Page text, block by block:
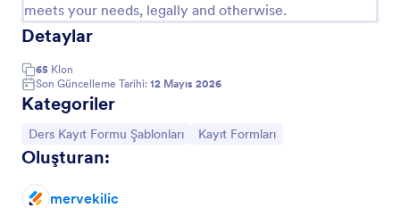
meets your needs, legally and otherwise.
Detaylar
65 Klon
Son Güncelleme Tarihi: 12 Mayıs 2026
Kategoriler
Kategoriye git:
Ders Kayıt Formu Şablonları Kategoriye git:
Kayıt Formları
Oluşturan:
mervekilic
Üniversite Kayıt Formu
Öğrencilerin kişisel bilgilerini, iletişim bilgilerini ve
özgeçmiş detaylarını vererek kolayca üniversite
başvurusu yapabilecekleri örnek bir kayıt formu.